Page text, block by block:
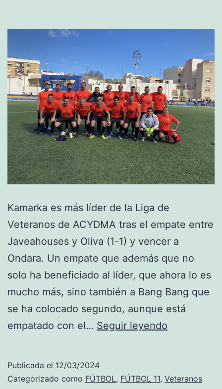
con
Pedreguer
Kamarka es más líder de la Liga de
Veteranos de ACYDMA tras el empate entre
Javeahouses y Oliva (1-1) y vencer a
Ondara. Un empate que además que no
solo ha beneficiado al líder, que ahora lo es
mucho más, sino también a Bang Bang que
se ha colocado segundo, aunque está
empatado con el… Seguir leyendo
líder
Publicada el 12/03/2024
Categorizado como FÚTBOL, FÚTBOL 11, Veteranos